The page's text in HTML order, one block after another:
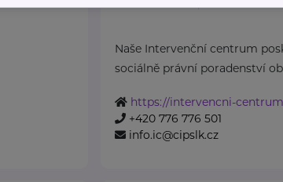
Naše Intervenční centrum
sociálně právní poradenství
https://intervencni-
+420 776 776 501
info.ic@cipslk.cz